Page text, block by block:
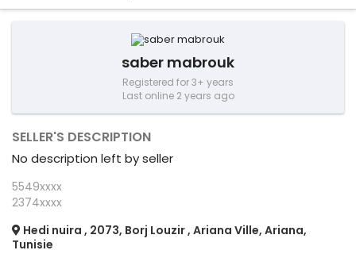
saber mabrouk
Registered for 3+ years
Last online 2 years ago
SELLER'S DESCRIPTION
No description left by seller
5549xxxx
2374xxxx
Hedi nuira , 2073, Borj Louzir , Ariana Ville, Ariana,
Tunisie